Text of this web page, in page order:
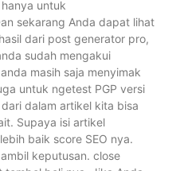
untuk
sekarang Anda dapat lihat
dari post generator pro,
sudah mengakui
masih saja menyimak
untuk ngetest PGP versi
dalam artikel kita bisa
Supaya isi artikel
baik score SEO nya.
keputusan. close